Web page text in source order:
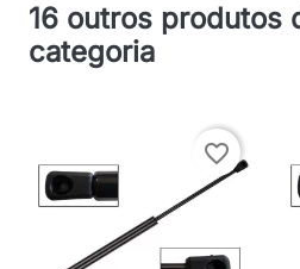
16 outros produtos
categoria
favorite_border